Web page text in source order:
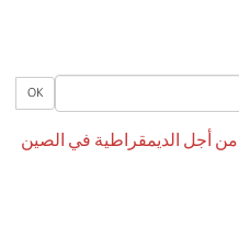
OK
من أجل الديمقراطية في الصين